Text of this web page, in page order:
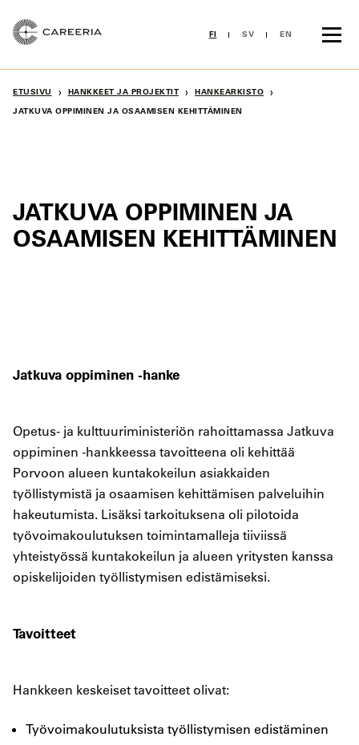
sisältöön
FI SV EN
ETUSIVU › HANKKEET JA PROJEKTIT › HANKEARKISTO ›
JATKUVA OPPIMINEN JA OSAAMISEN KEHITTÄMINEN
JATKUVA OPPIMINEN JA
OSAAMISEN KEHITTÄMINEN
Jatkuva oppiminen -hanke
Opetus- ja kulttuuriministeriön rahoittamassa Jatkuva
oppiminen -hankkeessa tavoitteena oli kehittää
Porvoon alueen kuntakokeilun asiakkaiden
työllistymistä ja osaamisen kehittämisen palveluihin
hakeutumista. Lisäksi tarkoituksena oli pilotoida
työvoimakoulutuksen toimintamalleja tiiviissä
yhteistyössä kuntakokeilun ja alueen yritysten kanssa
opiskelijoiden työllistymisen edistämiseksi.
Tavoitteet
Hankkeen keskeiset tavoitteet olivat:
Työvoimakoulutuksista työllistymisen edistäminen